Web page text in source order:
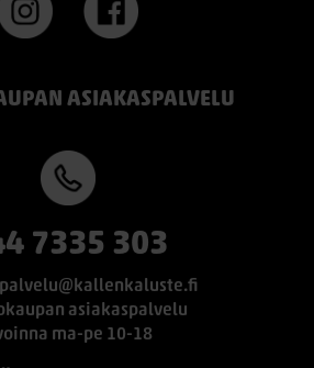
ASIAKASPALVELU
7335 303
asiakaspalvelu
ma-pe 10-18